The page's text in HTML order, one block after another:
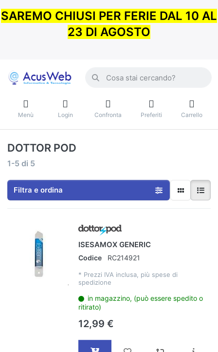
SAREMO CHIUSI PER FERIE DAL 10 AL
23 DI AGOSTO
Menù Login Confronta Preferiti Carrello
DOTTOR POD
1-5 di 5
Filtra e ordina
ISESAMOX GENERIC
Codice RC214921
* Prezzi IVA inclusa, più spese di
spedizione
in magazzino, (può essere spedito o
ritirato)
12,99 €